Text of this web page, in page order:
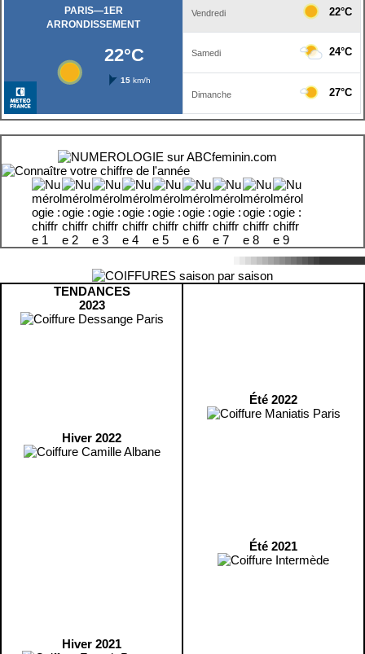
TENDANCES
2023
Hiver 2022
Hiver 2021
Été 2022
Été 2021